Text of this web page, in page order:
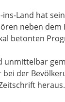
ins-Land hat
neben
betonten
der
heraus.